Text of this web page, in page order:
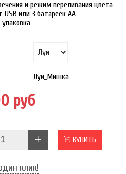
и режим переливания цвета
USB или 3 батареек АА
Луи_Мишка
руб
КУПИТЬ
клик!